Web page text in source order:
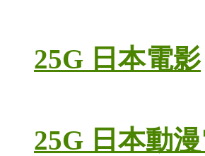
25G 日本電影
25G 日本動